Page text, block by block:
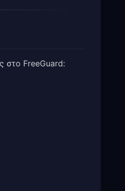
στο FreeGuard: